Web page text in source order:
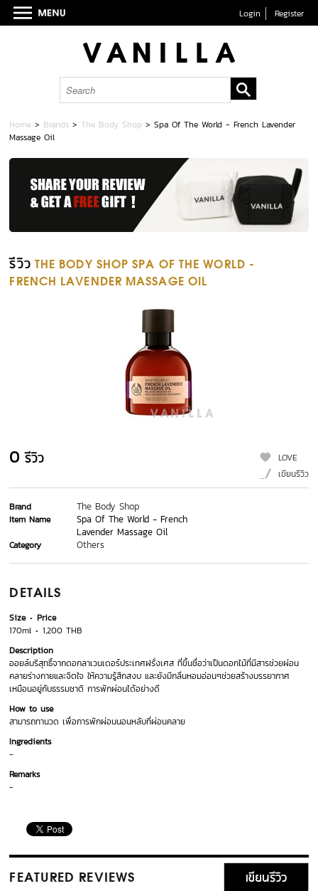
Login Register
Home > Brands >The Body Shop >Spa Of The World - French Lavender
Massage Oil
รีวิว THE BODY SHOP SPA OF THE WORLD -
FRENCH LAVENDER MASSAGE OIL
0 รีวิว
LOVE
เขียนรีวิว
Brand The Body Shop
Item Name
Spa Of The World - French
Lavender Massage Oil
Category Others
DETAILS
Size
Price
170ml
1,200 THB
Description
ออยล์บริสุทธิ์จากดอกลาเวนเดอร์ประเทศฝรั่งเศส ที่ขึ้นชื่อว่าเป็นดอกไม้ที่มีสารช่วยผ่อน
คลายร่างกายและจิตใจ ให้ความรู้สึกสงบ และยังมีกลิ่นหอมอ่อนๆช่วยสร้างบรรยากาศ
เหมือนอยู่กับธรรมชาติ การพักผ่อนได้อย่างดี
How to use
สามารถทานวด เพื่อการพักผ่อนนอนหลับที่ผ่อนคลาย
Ingredients
-
Remarks
-
FEATURED REVIEWS เขียนรีวิว